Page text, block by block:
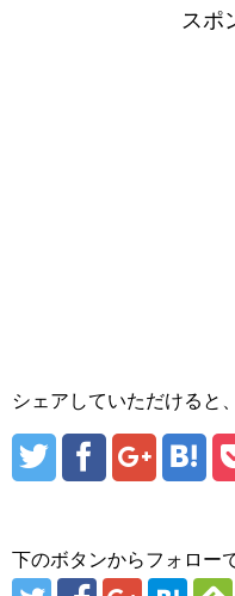
スポ
シェアしていただけると
下のボタンからフォロー